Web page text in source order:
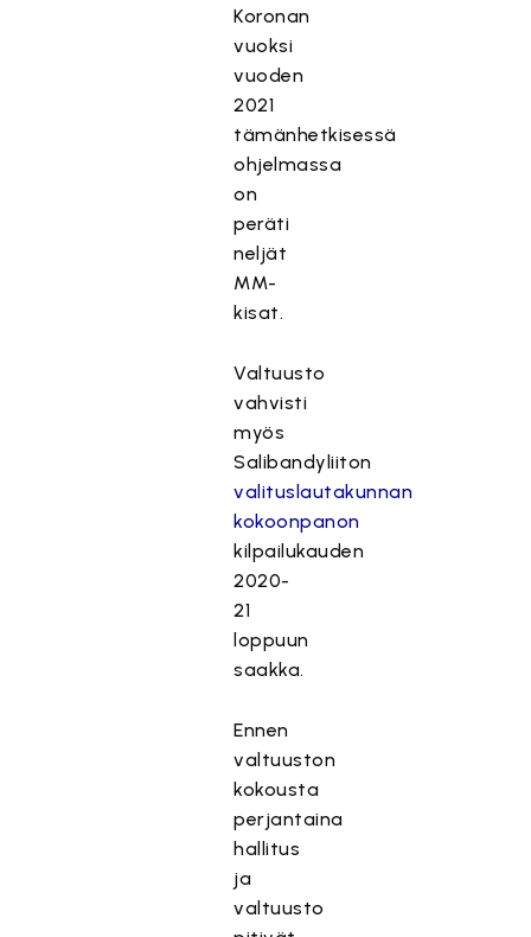
Koronan
vuoksi
vuoden
2021
tämänhetkisessä
ohjelmassa
on
peräti
neljät
MM-
kisat.
Valtuusto
vahvisti
myös
Salibandyliiton
valituslautakunnan
kokoonpanon
kilpailukauden
2020-
21
loppuun
saakka.
Ennen
valtuuston
kokousta
perjantaina
hallitus
ja
valtuusto